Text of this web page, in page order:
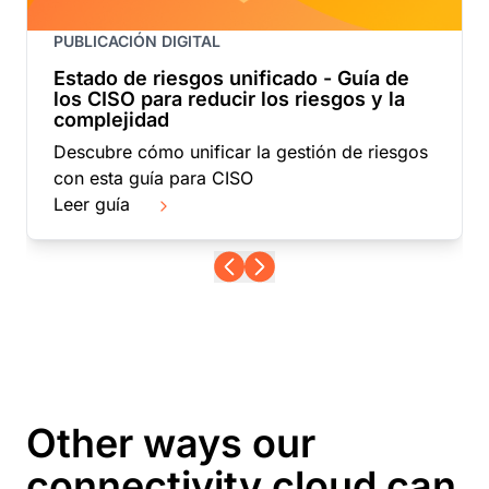
PUBLICACIÓN DIGITAL
Estado de riesgos unificado - Guía de
los CISO para reducir los riesgos y la
complejidad
Descubre cómo unificar la gestión de riesgos
con esta guía para CISO
Leer guía
Other ways our